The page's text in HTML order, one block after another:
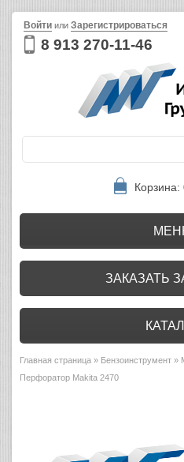
8 913 270-11-46
Войти или Зарегистрироваться
Корзина:
ЗАКАЗАТЬ
Главная страница » Бензоинструмент »
Перфоратор Makita 2470